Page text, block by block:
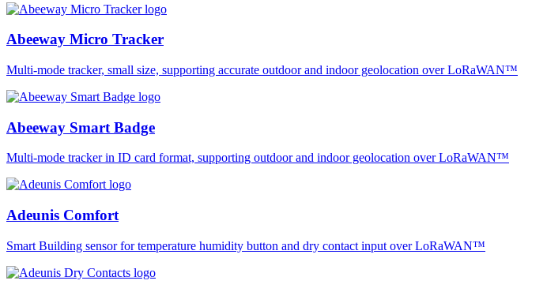
Abeeway Micro Tracker
Multi-mode tracker, small size, supporting accurate outdoor and indoor geolocation over LoRaWAN™
Abeeway Smart Badge
Multi-mode tracker in ID card format, supporting outdoor and indoor geolocation over LoRaWAN™
Adeunis Comfort
Smart Building sensor for temperature humidity button and dry contact input over LoRaWAN™